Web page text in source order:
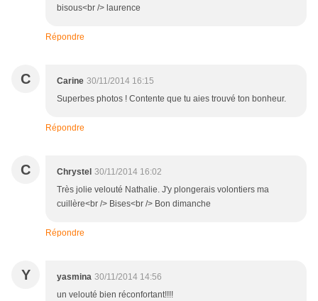
bisous<br /> laurence
Répondre
C Carine 30/11/2014 16:15
Superbes photos ! Contente que tu aies trouvé ton bonheur.
Répondre
C Chrystel 30/11/2014 16:02
Très jolie velouté Nathalie. J'y plongerais volontiers ma
cuillère<br /> Bises<br /> Bon dimanche
Répondre
Y yasmina 30/11/2014 14:56
un velouté bien réconfortant!!!!